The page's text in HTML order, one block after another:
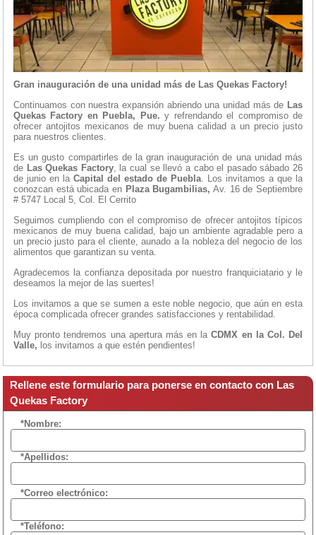
Gran inauguración de una unidad más de Las Quekas Factory!
Continuamos con nuestra expansión abriendo una unidad más de Las
Quekas Factory en Puebla, Pue. y refrendando el compromiso de
ofrecer antojitos mexicanos de muy buena calidad a un precio justo
para nuestros clientes.
Es un gusto compartirles de la gran inauguración de una unidad más
de Las Quekas Factory, la cual se llevó a cabo el pasado sábado 26
de junio en la Capital del estado de Puebla. Los invitamos a que la
conozcan está ubicada en Plaza Bugambilias, Av. 16 de Septiembre
# 5747 Local 5, Col. El Cerrito
Seguimos cumpliendo con el compromiso de ofrecer antojitos típicos
mexicanos de muy buena calidad, bajo un ambiente agradable pero a
un precio justo para el cliente, aunado a la nobleza del negocio de los
alimentos que garantizan su venta.
Agradecemos la confianza depositada por nuestro franquiciatario y le
deseamos la mejor de las suertes!
Los invitamos a que se sumen a este noble negocio, que aún en esta
época complicada ofrecer grandes satisfacciones y rentabilidad.
Muy pronto tendremos una apertura más en laCDMX en la Col. Del
Valle, los invitamos a que estén pendientes!
Rellene este formulario para ponerse en contacto con Las
Quekas Factory
*Nombre:
*Apellidos:
*Correo electrónico:
*Teléfono: